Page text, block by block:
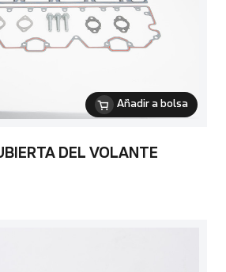
Añadir a bolsa
DEL VOLANTE